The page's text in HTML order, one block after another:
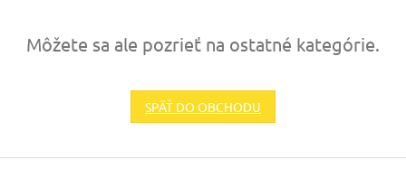
Môžete sa ale pozrieť na ostatné kategórie.
SPÄŤ DO OBCHODU
Z